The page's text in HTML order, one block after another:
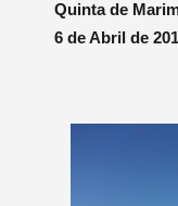
Quinta de
6 de Abril de